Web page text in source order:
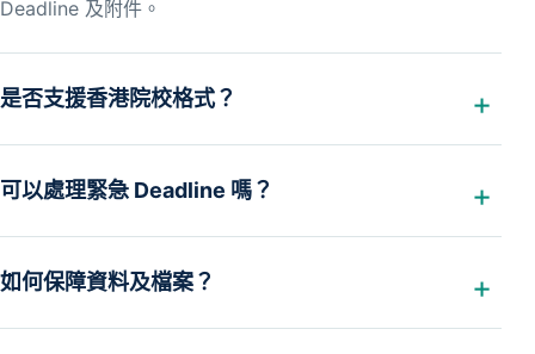
Deadline 及附件。
是否支援香港院校格式？
可以處理緊急 Deadline 嗎？
如何保障資料及檔案？